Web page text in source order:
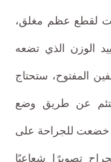
لقطع عظم مغلق،
الوزن الذي تضعه
المفتوح، ستحتاج
عن طريق وضع
خضعت للجراحة على
تصويرًا شعاعيًا